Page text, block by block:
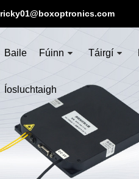
ricky01@boxoptronics.com
Baile Fúinn Táirgí
Íosluchtaigh